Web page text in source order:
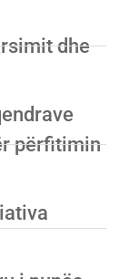
dhe
përfitimin